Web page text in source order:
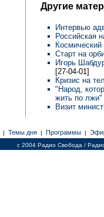
Другие
Интервью
Российская
Старт на
Игорь
[27-04-01]
Кризис на
"Народ,
жить по лжи"
Визит
| Темы дня | Программы |
c 2004 Радио Свобода /